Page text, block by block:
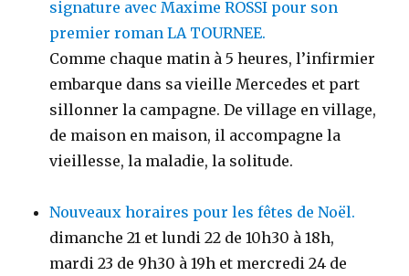
signature avec Maxime ROSSI pour son
premier roman LA TOURNEE.
Comme chaque matin à 5 heures, l’infirmier
embarque dans sa vieille Mercedes et part
sillonner la campagne. De village en village,
de maison en maison, il accompagne la
vieillesse, la maladie, la solitude.
Nouveaux horaires pour les fêtes de Noël.
dimanche 21 et lundi 22 de 10h30 à 18h,
mardi 23 de 9h30 à 19h et mercredi 24 de